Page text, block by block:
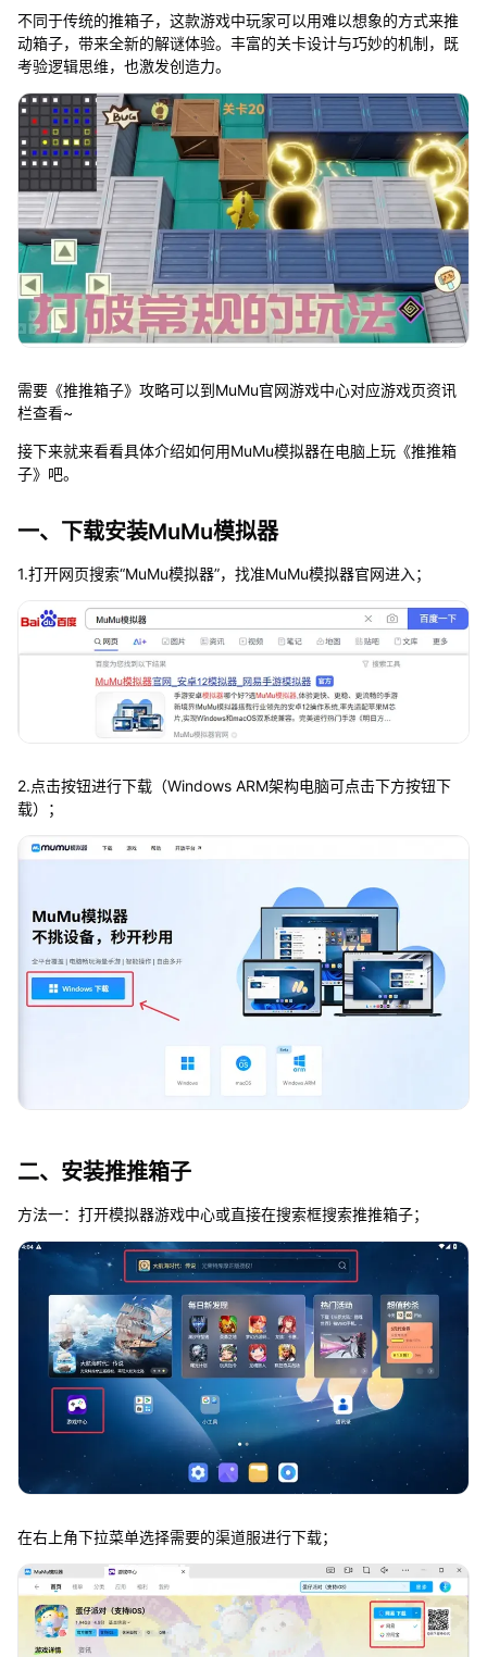
不同于传统的推箱子，这款游戏中玩家可以用难以想象的方式来推
动箱子，带来全新的解谜体验。丰富的关卡设计与巧妙的机制，既
考验逻辑思维，也激发创造力。
需要《推推箱子》攻略可以到MuMu官网游戏中心对应游戏页资讯
栏查看~
接下来就来看看具体介绍如何用MuMu模拟器在电脑上玩《推推箱
子》吧。
一、下载安装MuMu模拟器
1.打开网页搜索“MuMu模拟器”，找准MuMu模拟器官网进入；
2.点击按钮进行下载（Windows ARM架构电脑可点击下方按钮下
载）；
二、安装推推箱子
方法一：打开模拟器游戏中心或直接在搜索框搜索推推箱子；
在右上角下拉菜单选择需要的渠道服进行下载；